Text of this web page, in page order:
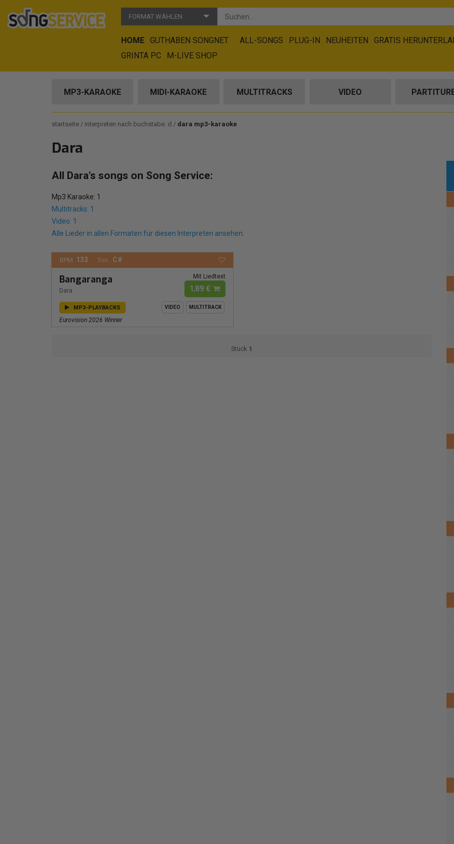
FORMAT WÄHLEN
HOME GUTHABEN SONGNET ALL-SONGS PLUG-IN NEUHEITEN
GRATIS
GRINTA PC
M-LIVE SHOP
MP3-KARAOKE MIDI-KARAOKE MULTITRACKS VIDEO
startseite interpreten nach buchstabe: d dara mp3-karaoke
Dara
All Dara's songs on Song Service:
Mp3 Karaoke: 1
Multitracks: 1
Video: 1
Alle Lieder in allen Formaten für diesen Interpreten ansehen.
BPM: 133 Ton.: C#
Bangaranga
Dara
Mit Liedtext
1,89 €
MP3-PLAYBACKS VIDEO MULTITRACK
Eurovision 2026 Winner
Stück 1